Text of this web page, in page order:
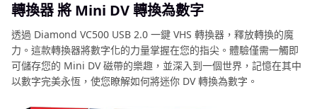
轉換器 將 Mini DV 轉換為數字
透過 Diamond VC500 USB 2.0 一鍵 VHS 轉換器，釋放轉換的魔
力。這款轉換器將數字化的力量掌握在您的指尖。體驗僅需一觸即
可儲存您的 Mini DV 磁帶的樂趣，並深入到一個世界，記憶在其中
以數字完美永恆，使您瞭解如何將迷你 DV 轉換為數字。